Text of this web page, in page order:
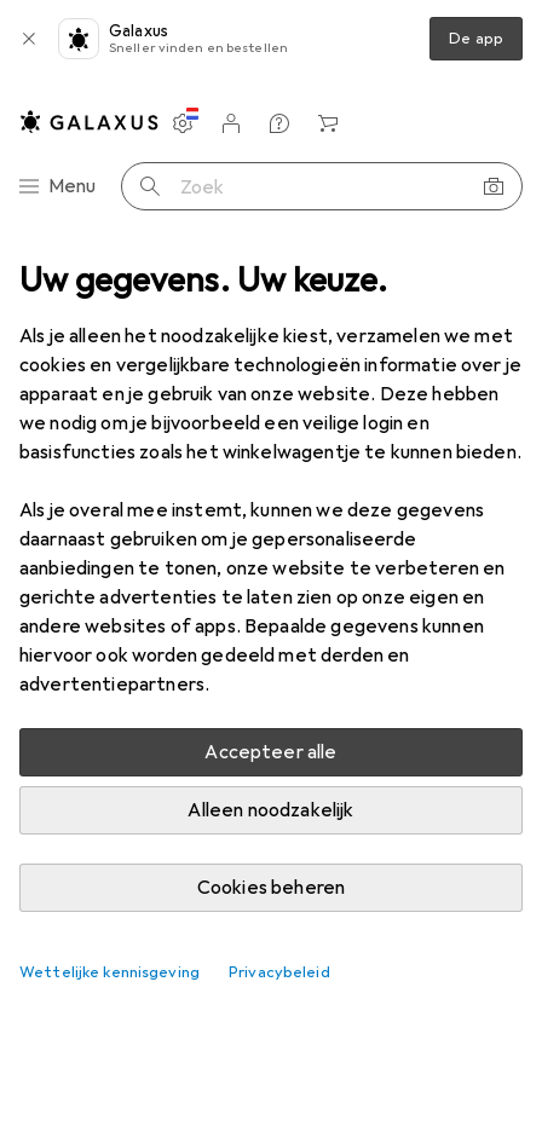
Uw gegevens. Uw keuze.
Als je alleen het noodzakelijke kiest, verzamelen we met
cookies en vergelijkbare technologieën informatie over je
apparaat en je gebruik van onze website. Deze hebben
we nodig om je bijvoorbeeld een veilige login en
basisfuncties zoals het winkelwagentje te kunnen bieden.
Als je overal mee instemt, kunnen we deze gegevens
daarnaast gebruiken om je gepersonaliseerde
aanbiedingen te tonen, onze website te verbeteren en
gerichte advertenties te laten zien op onze eigen en
andere websites of apps. Bepaalde gegevens kunnen
hiervoor ook worden gedeeld met derden en
advertentiepartners.
Accepteer alle
Alleen noodzakelijk
Cookies beheren
Wettelijke kennisgeving Privacybeleid
Galaxus
Sneller vinden en bestellen De app
Categorie navigatie
Menu Zoek op
Instellingen
Klantenaccount
Produktvergelijking
Verlanglijstje
Winkelmandje
Anaal speelgoed Ouch! Fox Tail Buttplug - Zilver
Ouch! Fox Tail Buttplug - Zilver
Buttplug - Zilver
Vind bijpassende accessoires voor de Ouch! Fox Tail
Buttplug - Zilver.
Relevantie
Geen producten gevonden